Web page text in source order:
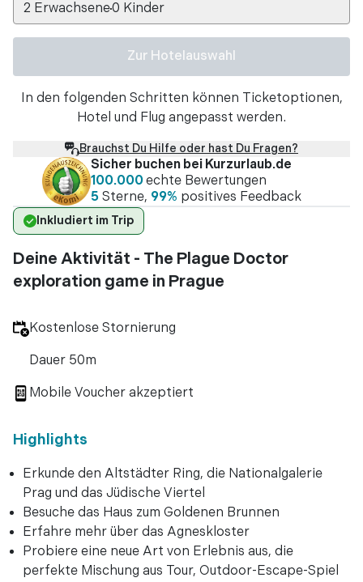
2 Erwachsene0 Kinder
Zur Hotelauswahl
In den folgenden Schritten können Ticketoptionen,
Hotel und Flug angepasst werden.
Brauchst Du Hilfe oder hast Du Fragen?
Sicher buchen bei Kurzurlaub.de
100.000echte Bewertungen
5 Sterne, 99% positives Feedback
Inkludiert im Trip
Deine Aktivität - The Plague Doctor
exploration game in Prague
Kostenlose Stornierung
Dauer 50m
Mobile Voucher akzeptiert
Highlights
Erkunde den Altstädter Ring, die Nationalgalerie
Prag und das Jüdische Viertel
Besuche das Haus zum Goldenen Brunnen
Erfahre mehr über das Agneskloster
Probiere eine neue Art von Erlebnis aus, die
perfekte Mischung aus Tour, Outdoor-Escape-Spiel